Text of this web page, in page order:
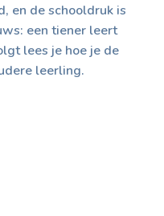
en de schooldruk is
een tiener leert
lees je hoe je de
leerling.